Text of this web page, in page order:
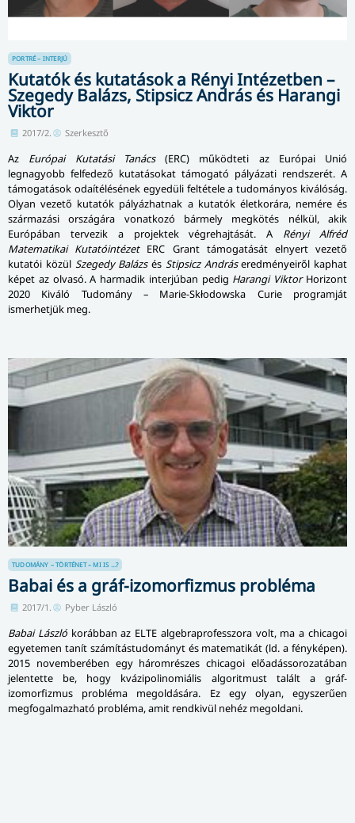
PORTRÉ – INTERJÚ
Kutatók és kutatások a Rényi Intézetben –
Szegedy Balázs, Stipsicz András és Harangi
Viktor
2017/2. Szerkesztő
Az Európai Kutatási Tanács(ERC) működteti az Európai Unió
legnagyobb felfedező kutatásokat támogató pályázati rendszerét. A
támogatások odaítélésének egyedüli feltétele a tudományos kiválóság.
Olyan vezető kutatók pályázhatnak a kutatók életkorára, nemére és
származási or­szá­gá­ra vonatkozó bármely megkötés nélkül, akik
Európában tervezik a projektek vég­re­haj­tá­sát. A Rényi Alfréd
Matematikai KutatóintézetERC Grant támogatását elnyert vezető
kutatói közül Szegedy Balázsés Stipsicz Andráseredményeiről kaphat
képet az olvasó. A harmadik interjúban pedig Harangi ViktorHorizont
2020 Kiváló Tudomány – Marie-Skłodowska Curie programját
ismerhetjük meg.
TUDOMÁNY – TÖRTÉNET – MI IS ...?
Babai és a gráf-izomorfizmus probléma
2017/1. Pyber László
Babai Lászlókorábban az ELTE algebraprofesszora volt, ma a chicagoi
egyetemen tanít számítástudományt és matematikát (ld. a fényképen).
2015 novemberében egy háromrészes chicagoi előadássorozatában
jelentette be, hogy kvázipolinomiális algoritmust talált a gráf-
izomorfizmus probléma megoldására. Ez egy olyan, egyszerűen
megfogalmazható probléma, amit rendkivül nehéz megoldani.